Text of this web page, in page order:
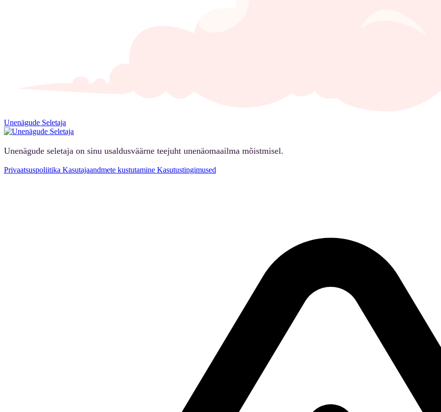
Unenägude Seletaja
Unenägude seletaja on sinu usaldusväärne teejuht unenäomaailma mõistmisel.
Privaatsuspoliitika Kasutajaandmete kustutamine Kasutustingimused